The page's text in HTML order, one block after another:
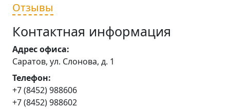
Отзывы
Контактная информация
Адрес офиса:
Саратов, ул. Слонова, д. 1
Телефон:
+7 (8452) 988606
+7 (8452) 988602